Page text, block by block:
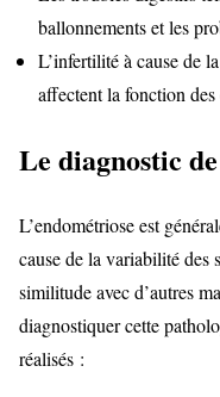
ballonnements et les
L’infertilité à cause de
affectent la fonction
Le diagnostic
L’endométriose est
cause de la variabilité des
similitude avec d’autres
diagnostiquer cette
réalisés :